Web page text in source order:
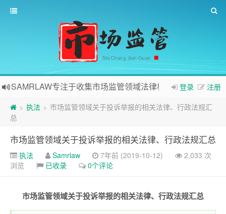
登录 注册
SAMRLAW专注于收集市场监管领域法律相关内容
> 执法 > 市场监管领域关于投诉举报的相关法律、行政法规汇
总
市场监管领域关于投诉举报的相关法律、行政法规汇总
执法 Samrlaw 7年前 (2019-10-12)
2,033 次
浏览
已收录 0个评论
市场监管领域关于投诉举报的相关法律、行政法规汇总